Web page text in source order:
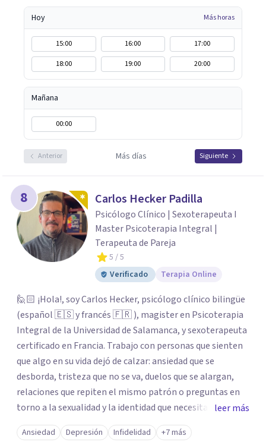
ayudar a mis clientes a comprender sus conflictos
internos, fortalecer sus recursos personales, desarrollar
nuevas estrategias de afrontamiento y avanzar con
mayor claridad, resiliencia y bienestar. Creo
profundamente en la autoconciencia como un camino
fundamental para la transformación personal y para
construir una vida más auténtica y significativa.
Hoy Más horas
15:00 16:00
17:00
18:00
19:00 20:00
Mañana
00:00
Anterior Más días Siguiente
8 Carlos Hecker Padilla
Psicólogo Clínico | Sexoterapeuta I
Master Psicoterapia Integral |
Terapeuta de Pareja
5 / 5
Verificado
Terapia Online
🙋🏻 ¡Hola!, soy Carlos Hecker, psicólogo clínico bilingüe
(español 🇪🇸 y francés 🇫🇷 ), magister en Psicoterapia
Integral de la Universidad de Salamanca, y sexoterapeuta
certificado en Francia. Trabajo con personas que sienten
que algo en su vida dejó de calzar: ansiedad que se
desborda, tristeza que no se va, duelos que se alargan,
relaciones que repiten el mismo patrón o preguntas en
torno a la sexualidad y la identidad que necesitan un
espacio seguro para ser habladas. Mi orientación teórica
integra una mirada Humanista-Relacional con Terapia
leer más
Ansiedad Depresión Infidelidad +7 más